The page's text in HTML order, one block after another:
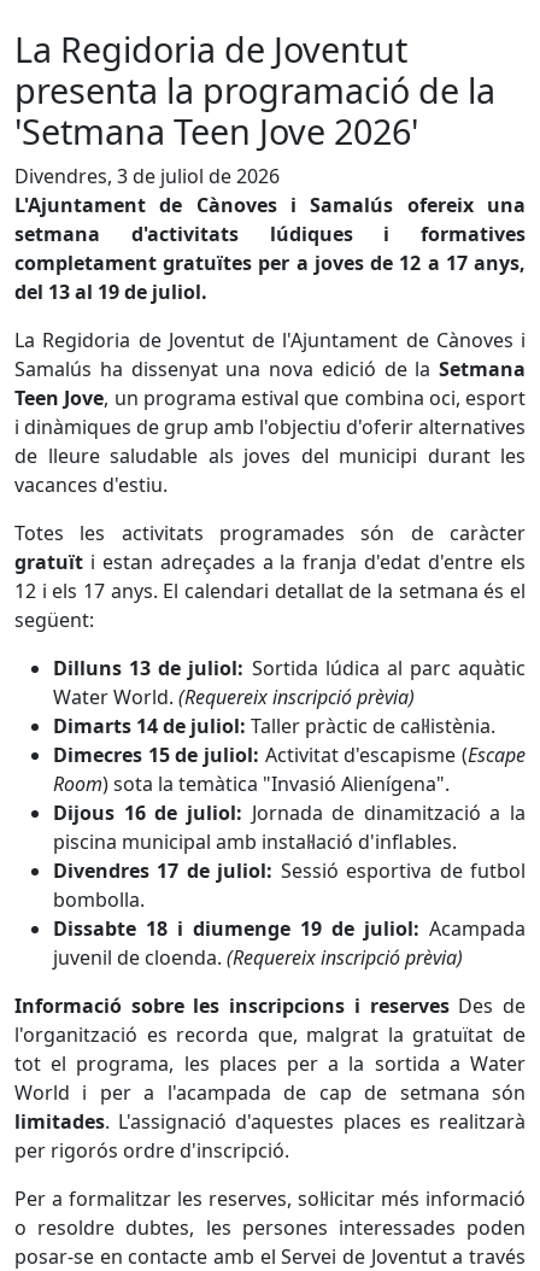
La Regidoria de Joventut
presenta la programació de la
'Setmana Teen Jove 2026'
Divendres, 3 de juliol de 2026
L'Ajuntament de Cànoves i Samalús ofereix una
setmana d'activitats lúdiques i formatives
completament gratuïtes per a joves de 12 a 17 anys,
del 13 al 19 de juliol.
La Regidoria de Joventut de l'Ajuntament de Cànoves i
Samalús ha dissenyat una nova edició de la Setmana
Teen Jove, un programa estival que combina oci, esport
i dinàmiques de grup amb l'objectiu d'oferir alternatives
de lleure saludable als joves del municipi durant les
vacances d'estiu.
Totes les activitats programades són de caràcter
gratuït i estan adreçades a la franja d'edat d'entre els
12 i els 17 anys. El calendari detallat de la setmana és el
següent:
Dilluns 13 de juliol: Sortida lúdica al parc aquàtic
Water World. (Requereix inscripció prèvia)
Dimarts 14 de juliol: Taller pràctic de cal·listènia.
Dimecres 15 de juliol: Activitat d'escapisme (Escape
Room) sota la temàtica "Invasió Alienígena".
Dijous 16 de juliol: Jornada de dinamització a la
piscina municipal amb instal·lació d'inflables.
Divendres 17 de juliol: Sessió esportiva de futbol
bombolla.
Dissabte 18 i diumenge 19 de juliol: Acampada
juvenil de cloenda. (Requereix inscripció prèvia)
Informació sobre les inscripcions i reservesDes de
l'organització es recorda que, malgrat la gratuïtat de
tot el programa, les places per a la sortida a Water
World i per a l'acampada de cap de setmana són
limitades. L'assignació d'aquestes places es realitzarà
per rigorós ordre d'inscripció.
Per a formalitzar les reserves, sol·licitar més informació
o resoldre dubtes, les persones interessades poden
posar-se en contacte amb el Servei de Joventut a través